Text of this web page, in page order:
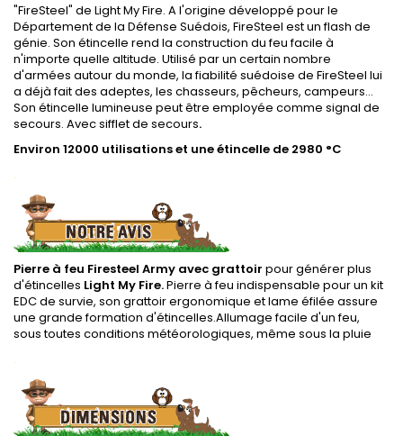
"FireSteel" de Light My Fire. A l'origine développé pour le
Département de la Défense Suédois, FireSteel est un flash de
génie. Son étincelle rend la construction du feu facile à
n'importe quelle altitude. Utilisé par un certain nombre
d'armées autour du monde, la fiabilité suédoise de FireSteel lui
a déjà fait des adeptes, les chasseurs, pêcheurs, campeurs...
Son étincelle lumineuse peut être employée comme signal de
secours. Avec sifflet de secours.
Environ 12000 utilisations et une étincelle de 2980 °C
.
Pierre à feu Firesteel Army avec grattoir pour générer plus
d'étincelles Light My Fire.Pierre à feu indispensable pour un kit
EDC de survie, son grattoir ergonomique et lame éfilée assure
une grande formation d'étincelles.Allumage facile d'un feu,
sous toutes conditions météorologiques, même sous la pluie
.